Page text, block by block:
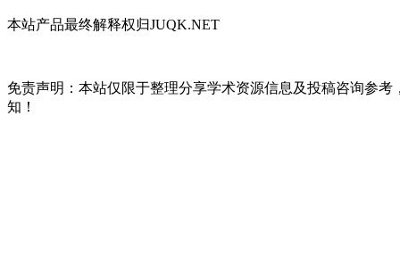
本站产品最终解释权归JUQK.NET
免责声明：本站仅限于整理分享学术资源信息及投稿咨询参
知！